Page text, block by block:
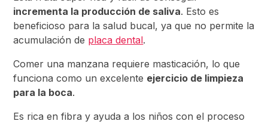
incrementa la producción de saliva. Esto es
beneficioso para la salud bucal, ya que no permite la
acumulación de placa dental.
Comer una manzana requiere masticación, lo que
funciona como un excelente ejercicio de limpieza
para la boca.
Es rica en fibra y ayuda a los niños con el proceso